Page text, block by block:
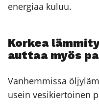
ener­gi­aa kuluu.
Kor­kea
aut­taa myös
Van­hem­mis­sa
usein vesi­kier­toi­nen